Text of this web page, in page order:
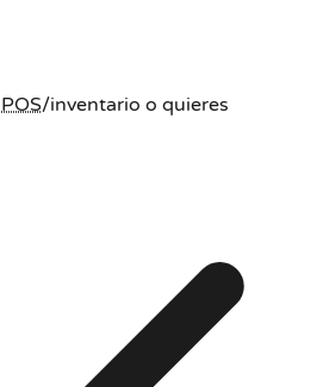
POS/inventario o quieres